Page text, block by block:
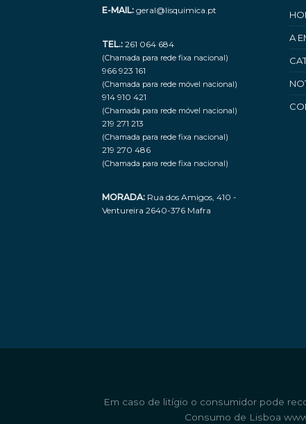
E-MAIL: geral@lisquimica.pt
TEL.: 261 064 684
(Chamada para rede fixa nacional)
966 923 161
(Chamada para rede móvel nacional)
914 910 421
(Chamada para rede móvel nacional)
219 271 213
(Chamada para rede fixa nacional)
219 270 486
(Chamada para rede fixa nacional)
MORADA: Rua dos Amigos, 410 -
Ventureira 2640-376 Mafra
A
Em caso de litígio o consumidor pode
Consumo de Lisboa